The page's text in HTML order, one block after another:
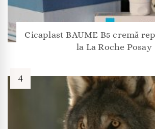
Cicaplast BAUME B5 cremă
la La Roche Posay